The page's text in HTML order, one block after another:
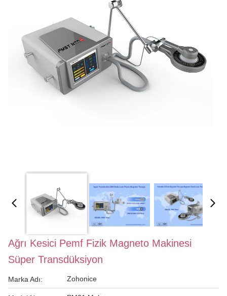
Ağrı Kesici Pemf Fizik Magneto Makinesi
Süper Transdüksiyon
Marka Adı: Zohonice